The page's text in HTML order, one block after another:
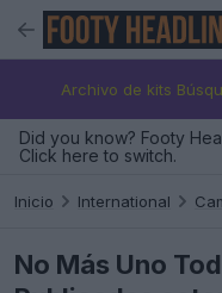
Archivo de kits
Did you know? Footy
Click here to switch.
Inicio International
No Más Uno